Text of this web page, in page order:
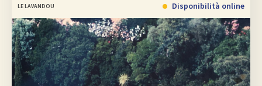
LE LAVANDOU Disponibilità online